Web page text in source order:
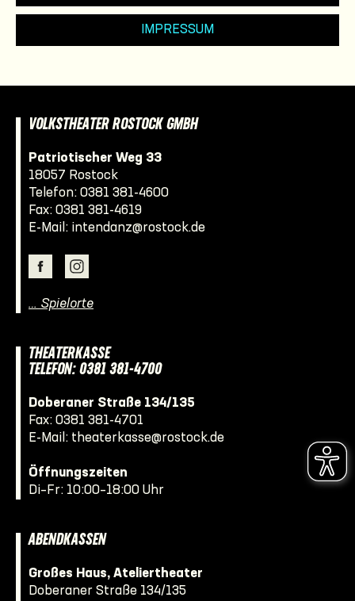
IMPRESSUM
VOLKSTHEATER ROSTOCK GMBH
Patriotischer Weg 33
18057 Rostock
Telefon: 0381 381-4600
Fax: 0381 381-4619
E-Mail: intendanz@rostock.de
… Spielorte
THEATERKASSE
TELEFON: 0381 381-4700
Doberaner Straße 134/135
Fax: 0381 381-4701
E-Mail: theaterkasse@rostock.de
Öffnungszeiten
Di–Fr: 10:00–18:00 Uhr
ABENDKASSEN
Großes Haus, Ateliertheater
Doberaner Straße 134/135